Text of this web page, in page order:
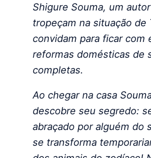
Shigure Souma, um
tropeçam na situação de
convidam para ficar com
reformas domésticas de
completas.
Ao chegar na casa
descobre seu segredo:
abraçado por alguém do
se transforma